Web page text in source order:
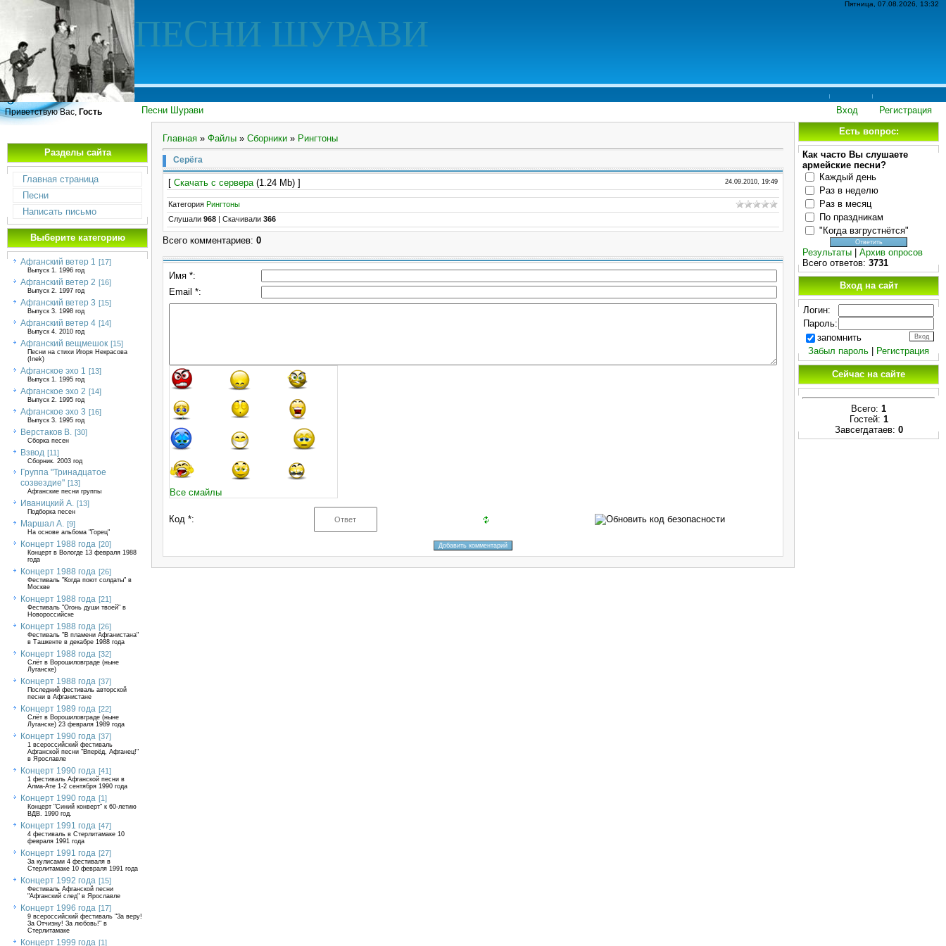
Пятница, 07.08.2026, 13:32
ПЕСНИ ШУРАВИ
Песни Шурави Регистрация
Вход
Приветствую Вас, Гость
Разделы сайта
Главная страница
Песни
Написать письмо
Выберите категорию
Афганский ветер 1 [17]
Выпуск 1. 1996 год
Афганский ветер 2 [16]
Выпуск 2. 1997 год
Афганский ветер 3 [15]
Выпуск 3. 1998 год
Афганский ветер 4 [14]
Выпуск 4. 2010 год
Афганский вещмешок [15]
Песни на стихи Игоря Некрасова
(Inek)
Афганское эхо 1 [13]
Выпуск 1. 1995 год
Афганское эхо 2 [14]
Выпуск 2. 1995 год
Афганское эхо 3 [16]
Выпуск 3. 1995 год
Верстаков В. [30]
Сборка песен
Взвод [11]
Сборник. 2003 год
Группа "Тринадцатое
созвездие" [13]
Афганские песни группы
Иваницкий А. [13]
Подборка песен
Маршал А. [9]
На основе альбома "Горец"
Концерт 1988 года [20]
Концерт в Вологде 13 февраля 1988
года
Концерт 1988 года [26]
Фестиваль "Когда поют солдаты" в
Москве
Концерт 1988 года [21]
Фестиваль "Огонь души твоей" в
Новороссийске
Концерт 1988 года [26]
Фестиваль "В пламени Афганистана"
в Ташкенте в декабре 1988 года
Концерт 1988 года [32]
Слёт в Ворошиловграде (ныне
Луганске)
Концерт 1988 года [37]
Последний фестиваль авторской
песни в Афганистане
Концерт 1989 года [22]
Слёт в Ворошиловграде (ныне
Луганске) 23 февраля 1989 года
Концерт 1990 года [37]
1 всероссийский фестиваль
Афганской песни "Вперёд, Афганец!"
в Ярославле
Концерт 1990 года [41]
1 фестиваль Афганской песни в
Алма-Ате 1-2 сентября 1990 года
Концерт 1990 года [1]
Концерт "Синий конверт" к 60-летию
ВДВ. 1990 год.
Концерт 1991 года [47]
4 фестиваль в Стерлитамаке 10
февраля 1991 года
Концерт 1991 года [27]
За кулисами 4 фестиваля в
Стерлитамаке 10 февраля 1991 года
Концерт 1992 года [15]
Фестиваль Афганской песни
"Афганский след" в Ярославле
Концерт 1996 года [17]
9 всероссийский фестиваль "За веру!
За Отчизну! За любовь!" в
Стерлитамаке
Концерт 1999 года [1]
Главная » Файлы » Сборники » Рингтоны
Серёга
[ Скачать с сервера(1.24 Mb) ] 24.09.2010, 19:49
Категория Рингтоны
Слушали 968 Скачивали 366
Всего комментариев: 0
Имя *:
Email *:
Все смайлы
Код *:
Есть вопрос:
Как часто Вы слушаете
армейские песни?
Каждый день
Раз в неделю
Раз в месяц
По праздникам
"Когда взгрустнётся"
Результаты
Архив опросов
Всего ответов: 3731
Вход на сайт
Логин:
Пароль:
запомнить
Забыл пароль
Регистрация
Сейчас на сайте
Всего: 1
Гостей: 1
Завсегдатаев: 0